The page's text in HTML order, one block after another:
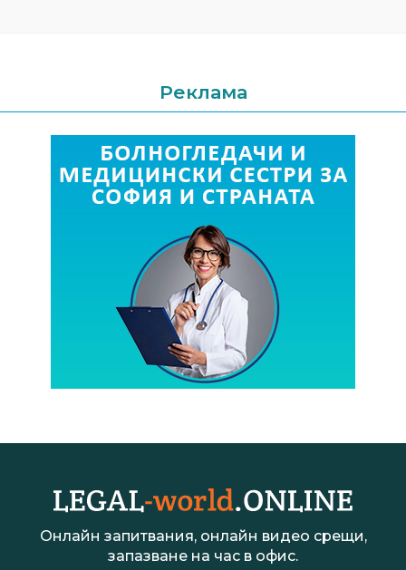
Реклама
Онлайн запитвания, онлайн видео срещи,
запазване на час в офис.